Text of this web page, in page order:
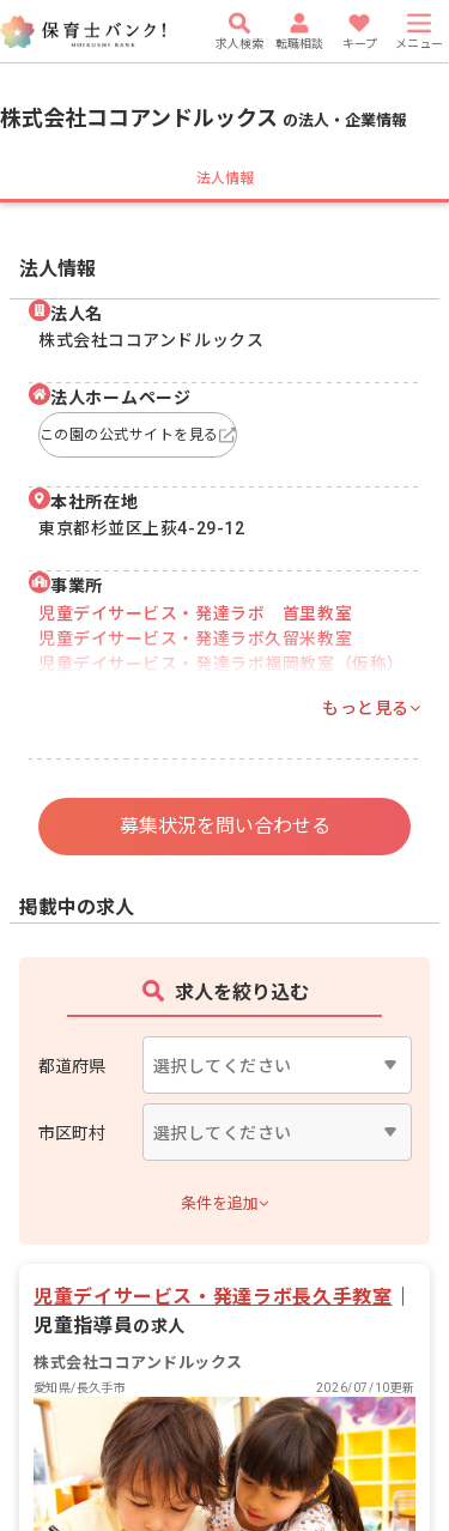
求人検索 転職相談 キープ メニュー
株式会社ココアンドルックス の法人・企業情報
法人情報
法人情報
法人名
株式会社ココアンドルックス
法人ホームページ
この園の公式サイトを見る
本社所在地
東京都杉並区上荻4-29-12
事業所
児童デイサービス・発達ラボ 首里教室
児童デイサービス・発達ラボ久留米教室
児童デイサービス・発達ラボ福岡教室（仮称）
もっと見る
募集状況を問い合わせる
掲載中の求人
求人を絞り込む
都道府県
市区町村
条件を追加
児童デイサービス・発達ラボ長久手教室
児童指導員の求人
株式会社ココアンドルックス
愛知県/長久手市 2026/07/10更新